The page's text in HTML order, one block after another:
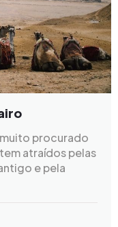
procurado
atraídos pelas
e pela